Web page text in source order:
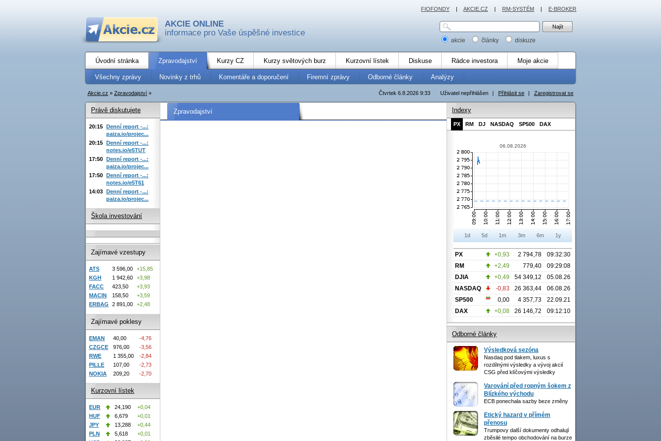
AKCIE ONLINE
informace pro Vaše úspěšné investice
akcie články diskuze
Úvodní stránka Zpravodajství Kurzy CZ Kurzy světových burz Kurzovní lístek Diskuse Rádce investora Moje akcie
Všechny zprávy Novinky z trhů Komentáře a doporučení Firemní zprávy Odborné články Analýzy
Uživatel nepřihlášen | Přihlásit se | Zaregistrovat se
Čtvrtek 6.8.2026 9:33
Akcie.cz » Zpravodajství »
Zpravodajství
Právě diskutujete
20:15 Denní report -...:
paiza.io/projec...
20:15 Denní report -...:
notes.io/e5TUT
17:50 Denní report -...:
paiza.io/projec...
17:50 Denní report -...:
notes.io/e5T61
14:03 Denní report -...:
paiza.io/projec...
Škola investování
Zajímavé vzestupy
ATS 3 596,00
+15,85
KGH
1 942,60
+3,98
FACC
423,50
+3,93
MACIN
158,50
+3,59
ERBAG
2 891,00 +2,48
Zajímavé poklesy
EMAN 40,00
-4,76
CZGCE
976,00
-3,56
RWE
1 355,00
-2,84
PILLE
107,00
-2,73
NOKIA
209,20 -2,70
Kurzovní lístek
EUR 24,190
+0,04
HUF
6,679
+0,01
JPY
13,288
+0,44
PLN
5,618
+0,01
Indexy
PX RM DJ NASDAQ SP500 DAX
06.08.2026
1d 5d 1m 3m 6m 1y
PX +0,93 2 794,78
09:32:30
RM
+2,49 779,40
09:29:08
DJIA
+0,49 54 349,12
05.08.26
NASDAQ
-0,83 26 363,44
06.08.26
SP500
0,00 4 357,73
22.09.21
DAX
+0,08 26 146,72 09:12:10
Odborné články
Výsledková sezóna
Nasdaq pod tlakem, luxus s
rozdílnými výsledky a vývoj akcií
CSG před klíčovými výsledky
Varování před ropným šokem z
Blízkého východu
ECB ponechala sazby beze změny
Etický hazard v přímém
přenosu
Trumpovy další dokumenty odhalují
zběsilé tempo obchodování na burze
FIOFONDY | AKCIE.CZ | RM-SYSTÉM | E-BROKER